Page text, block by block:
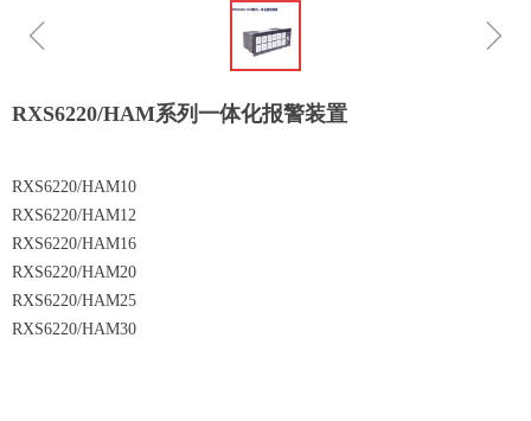
ꁆ ꁇ
RXS6220/HAM系列一体化报警装置
RXS6220/HAM10
RXS6220/HAM12
RXS6220/HAM16
RXS6220/HAM20
RXS6220/HAM25
RXS6220/HAM30